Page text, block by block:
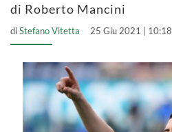
di Roberto Mancini
diStefano Vitetta 25 Giu 2021 | 10:18